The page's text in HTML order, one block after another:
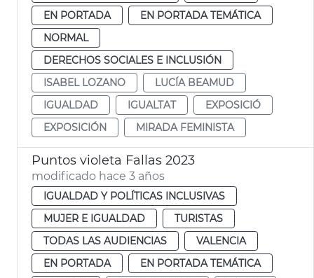
EN PORTADA
EN PORTADA TEMÁTICA
NORMAL
DERECHOS SOCIALES E INCLUSIÓN
ISABEL LOZANO
LUCÍA BEAMUD
IGUALDAD
IGUALTAT
EXPOSICIÓ
EXPOSICIÓN
MIRADA FEMINISTA
Puntos violeta Fallas 2023
modificado hace 3 años
IGUALDAD Y POLÍTICAS INCLUSIVAS
MUJER E IGUALDAD
TURISTAS
TODAS LAS AUDIENCIAS
VALENCIA
EN PORTADA
EN PORTADA TEMÁTICA